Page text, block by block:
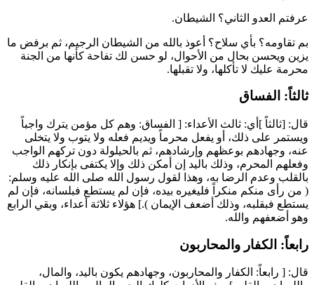
عرفتم العدو الثاني؟ الشيطان.
بم تقاومه؟ بأي سلاح؟ أعوذ بالله من الشيطان الرجيم، ثم برفض ما
يزين ويحسن بحال من الأحوال، لو حسن لك تفاحة كأنها من الجنة
محرمة عليك لا تأكلها، ولا تقبلها.
ثالثاً: الفساق
قال: [ثالثاً ]أي: ثالث الأعداء: [ الفساق: وهم كل مؤمن يترك واجباً
ويستمر على ذلك، أو يفعل محرماً ويديم فعله ولا يتوب ولا يتخلى
عنه، وجهادهم بوعظهم وإرشادهم، ثم بالحيلولة دون تركهم الواجب
وفعلهم المحرم، وذلك باليد إن أمكن ذلك وإلا يكتفى بإنكار ذلك
بالقلب وعدم الرضا به، وهذا لقول رسول الله صلى الله عليه وسلم:
( من رأى منكم منكراً فليغيره بيده، فإن لم يستطع فبلسانه، فإن لم
يستطع فبقلبه، وذلك أضعف الإيمان ).] هؤلاء ثلاثة أعداء، وبقي الرابع
وهو أضعفهم والله.
رابعاً: الكفار والمحاربون
قال: [ رابعاً: الكفار والمحاربون، وجهادهم يكون باليد، والمال،